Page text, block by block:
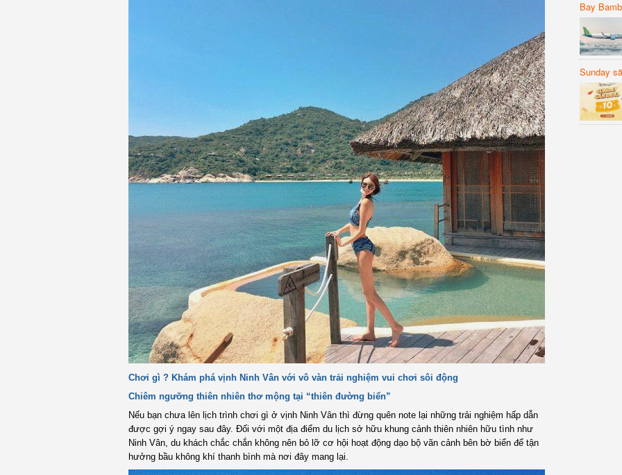
Chơi gì ? Khám phá vịnh Ninh Vân với vô vàn trải nghiệm vui chơi sôi động
Chiêm ngưỡng thiên nhiên thơ mộng tại “thiên đường biển”
Nếu bạn chưa lên lịch trình chơi gì ở vịnh Ninh Vân thì đừng quên note lại những trải nghiệm hấp dẫn
được gợi ý ngay sau đây. Đối với một địa điểm du lịch sở hữu khung cảnh thiên nhiên hữu tình như
Ninh Vân, du khách chắc chắn không nên bỏ lỡ cơ hội hoạt động dạo bộ vãn cảnh bên bờ biển để tận
hưởng bầu không khí thanh bình mà nơi đây mang lại.
Bay
Sunday